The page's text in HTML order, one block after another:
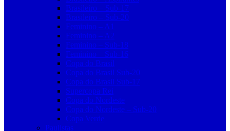
Brasileiro – Sub-17
Brasileiro – Sub-20
Feminino – A1
Feminino – A2
Feminino – Sub-18
Feminino – Sub-16
Copa do Brasil
Copa do Brasil Sub-20
Copa do Brasil Sub-17
Supercopa Rei
Copa do Nordeste
Copa do Nordeste – Sub-20
Copa Verde
Paulistas